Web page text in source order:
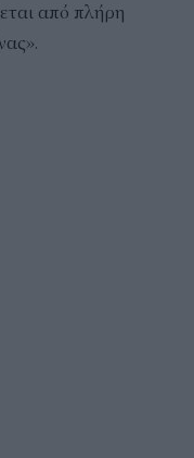
από πλήρη